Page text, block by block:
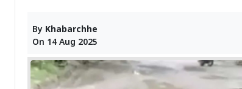
By Khabarchhe
On 14 Aug 2025